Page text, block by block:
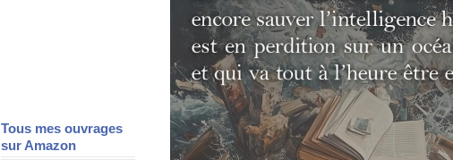
Tous mes ouvrages
sur Amazon